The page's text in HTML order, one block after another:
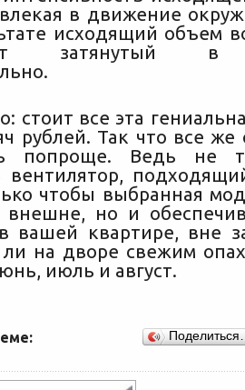
в движение
исходящий объем
затянутый в
стоит все эта
рублей. Так что все же
попроще. Ведь не
вентилятор,
чтобы выбранная
внешне, но и
вашей квартире, вне
ли на дворе свежим
июль и август.